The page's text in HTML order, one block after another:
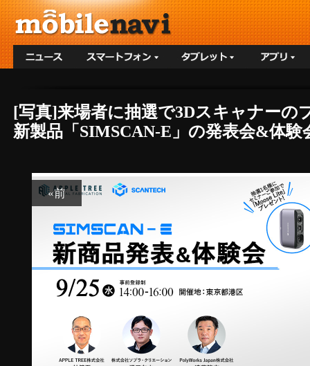
[写真]来場者に抽選で3Dスキャナーの
新製品「SIMSCAN-E」の発表会&体
«前